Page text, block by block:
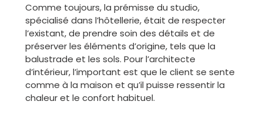
Comme toujours, la prémisse du studio,
spécialisé dans l’hôtellerie, était de respecter
l’existant, de prendre soin des détails et de
préserver les éléments d’origine, tels que la
balustrade et les sols. Pour l’architecte
d’intérieur, l’important est que le client se sente
comme à la maison et qu’il puisse ressentir la
chaleur et le confort habituel.